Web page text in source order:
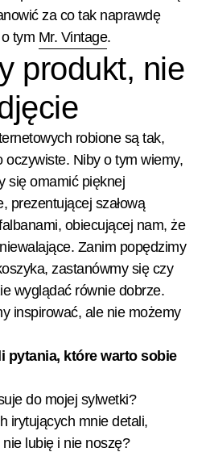
za co tak naprawdę
o tym Mr. Vintage.
produkt, nie
robione są tak,
oczywiste. Niby o tym wiemy,
się omamić pięknej
prezentującej szałową
obiecującej nam, że
Zanim popędzimy
zastanówmy się czy
wyglądać równie dobrze.
inspirować, ale nie możemy
pytania, które warto sobie
do mojej sylwetki?
irytujących mnie detali,
lubię i nie noszę?